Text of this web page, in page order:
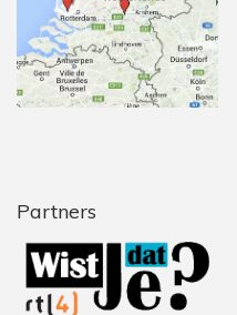
Partners